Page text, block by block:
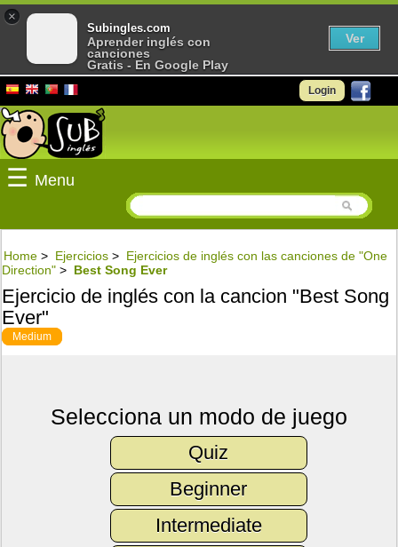
Login
☰ Menu
Home > Ejercicios > Ejercicios de inglés con las canciones de "One
Direction" > Best Song Ever
Ejercicio de inglés con la cancion "Best Song
Ever"
Medium
Selecciona un modo de juego
Quiz
Beginner
Intermediate
×
Subingles.com
Aprender inglés con
canciones
Gratis - En Google Play
Ver